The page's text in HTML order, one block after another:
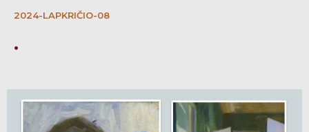
2024-LAPKRIČIO-08
.